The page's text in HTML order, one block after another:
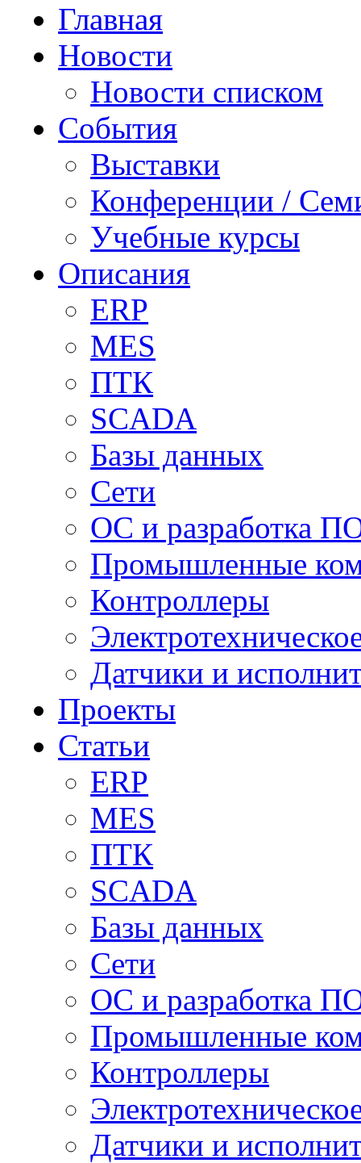
Главная
Новости
Новости списком
События
Выставки
Конференции /
Учебные курсы
Описания
ERP
MES
ПТК
SCADA
Базы данных
Сети
ОС и разработка
Промышленные
Контроллеры
Датчики и
Проекты
Статьи
ERP
MES
ПТК
SCADA
Базы данных
Сети
ОС и разработка
Промышленные
Контроллеры
Датчики и